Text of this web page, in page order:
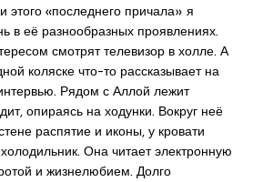
«последнего причала» я
в её разнообразных проявлениях.
смотрят телевизор в холле. А
коляске что-то рассказывает на
Рядом с Аллой лежит
опираясь на ходунки. Вокруг неё
распятие и иконы, у кровати
Она читает электронную
и жизнелюбием. Долго